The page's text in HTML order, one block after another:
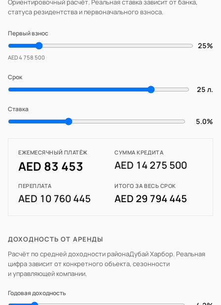
Ориентировочный расчёт. Реальная ставка зависит от банка,
статуса резидентства и первоначального взноса.
Первый взнос
25%
AED 4 758 500
Срок
25 л.
Ставка
5.0%
ЕЖЕМЕСЯЧНЫЙ ПЛАТЁЖ
AED 83 453
СУММА КРЕДИТА
AED 14 275 500
ПЕРЕПЛАТА
AED 10 760 445
ИТОГО ЗА ВЕСЬ СРОК
AED 29 794 445
ДОХОДНОСТЬ ОТ АРЕНДЫ
Расчёт по средней доходности районаДубай Харбор. Реальная
цифра зависит от конкретного объекта, сезонности
и управляющей компании.
Годовая доходность